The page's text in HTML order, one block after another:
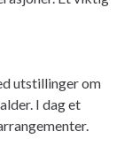
utstillinger om
I dag et